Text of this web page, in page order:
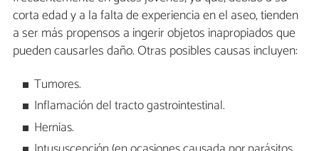
corta edad y a la falta de experiencia en el aseo, tienden
a ser más propensos a ingerir objetos inapropiados que
pueden causarles daño. Otras posibles causas incluyen:
Tumores.
Inflamación del tracto gastrointestinal.
Hernias.